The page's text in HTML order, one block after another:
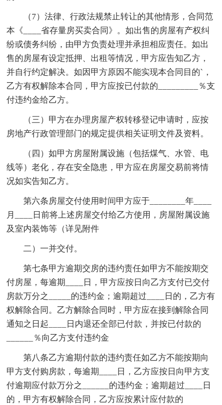
（7）法律、行政法规禁止转让的其他情形，合同范
本《____省存量房买卖合同》。如出售的房屋有产权纠
纷或债务纠纷，由甲方负责处理并承担相应责任。如出
售的房屋有设定抵押、出租等情况，甲方应告知乙方，
并自行约定解决。如因甲方原因不能实现本合同目的`，
乙方有权解除本合同，甲方应按已付款的_________％支
付违约金给乙方。
（三）甲方在办理房屋产权转移登记申请时，应按
房地产行政管理部门的规定提供相关证明文件及资料。
（四）如甲方房屋附属设施（包括煤气、水管、电
线等）老化，存在安全隐患，甲方应在房屋交易前将情
况如实告知乙方。
第六条房屋交付使用时间甲方应于________年____
月____日前将上述房屋交付给乙方使用，房屋附属设施
及室内装饰等（详见附件
二）一并交付。
第七条甲方逾期交房的违约责任如甲方不能按期交
付房屋，每逾期____日，甲方应按日向乙方支付已交付
房款万分之_____的违约金；逾期超过____日的，乙方有
权解除合同。乙方解除合同时，甲方应在接到解除合同
通知之日起____日内退还全部已付款，并按已付款的
______％向乙方支付违约金
第八条乙方逾期付款的违约责任如乙方不能按期向
甲方支付购房款，每逾期____日，乙方应按日向甲方支
付逾期应付款万分之______的违约金；逾期超过____日
的，甲方有权解除合同，乙方应按累计应付款的